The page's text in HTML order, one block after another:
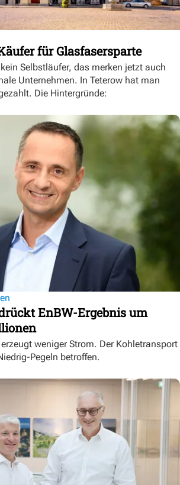
für Glasfasersparte
Selbstläufer, das merken jetzt auch
Unternehmen. In Teterow hat man
Die Hintergründe:
EnBW-Ergebnis um
weniger Strom. Der Kohletransport
Pegeln betroffen.